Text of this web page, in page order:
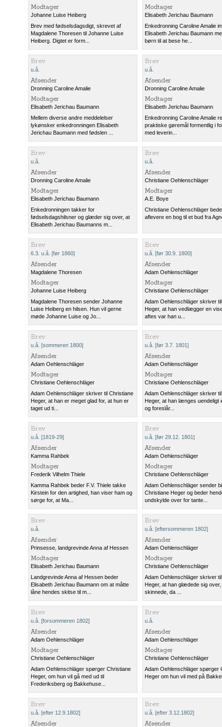
Modtager
Johanne Luise Heiberg
Brev med fødselsdagsdigt, skrevet af
Magdalene Thoresen til Johanne Luise
Heiberg. Digtet er form...
Modtager
Elisabeth Jerichau Baumann
Enkedronning Caroline Amalie
Elisabeth Jerichau Baumann
børn til at bese he...
Brev
u.å.
Afsender
Dronning Caroline Amalie
Modtager
Elisabeth Jerichau Baumann
Mellem diverse andre meddelelser
lykønsker enkedronningen Elisabeth
Jerichau Baumann med fødslen ...
Brev
u.å.
Afsender
Dronning Caroline Amalie
Modtager
Elisabeth Jerichau Baumann
Enkedronning Caroline Amalie
praktiske gøremål formentlig i
med leverin...
Brev
u.å.
Afsender
Dronning Caroline Amalie
Modtager
Elisabeth Jerichau Baumann
Enkedronningen takker for
fødselsdagshilsner og glæder sig over, at
Elisabeth Jerichau Baumanns m...
Brev
u.å.
Afsender
Christiane Oehlenschläger
Modtager
A.E. Boye
Christiane Oehlenschläger
aflevere en bog til et bud fra
Brev
6.3. u.å. [før 1860]
Afsender
Magdalene Thoresen
Modtager
Johanne Luise Heiberg
Magdalene Thoresen sender Johanne
Luise Heiberg en hilsen. Hun vil gerne
møde Johanne Luise og Jo...
Brev
u.å. [før 30.9. 1800]
Afsender
Adam Oehlenschläger
Modtager
Christiane Oehlenschläger
Adam Oehlenschläger skriver
Heger, at han vedlægger en
aftes var han u...
Brev
u.å. [sommeren 1800]
Afsender
Adam Oehlenschläger
Modtager
Christiane Oehlenschläger
Adam Oehlenschläger skriver til Christiane
Heger, at han er meget glad for, at hun er
taget ud ti...
Brev
u.å. [før 3.7. 1801]
Afsender
Adam Oehlenschläger
Modtager
Christiane Oehlenschläger
Adam Oehlenschläger skriver
Heger, at han længes uendeligt
og foreslår...
Brev
u.å. [1819-29]
Afsender
Kamma Rahbek
Modtager
Frederik Vilhelm Thiele
Kamma Rahbek beder F.V. Thiele takke
Kirstein for den artighed, han viser ham og
sørge for, at Ma...
Brev
u.å. [før 29.12. 1801]
Afsender
Adam Oehlenschläger
Modtager
Christiane Oehlenschläger
Adam Oehlenschläger sender
Christiane Heger og beder
undskylde over for tante...
Brev
u.å.
Afsender
Prinsesse, landgrevinde Anna af Hessen
Modtager
Elisabeth Jerichau Baumann
Landgrevinde Anna af Hessen beder
Elisabeth Jerichau Baumann om at måtte
låne hendes skitse til m...
Brev
u.å. [eftersommeren 1802]
Afsender
Adam Oehlenschläger
Modtager
Christiane Oehlenschläger
Adam Oehlenschläger skriver
Heger, at han glædede sig
skinnede, da ...
Brev
u.å. [forsommeren 1802]
Afsender
Adam Oehlenschläger
Modtager
Christiane Oehlenschläger
Adam Oehlenschläger spørger Christiane
Heger, om hun vil gå med ud til
Frederiksberg og Bakkehuse...
Brev
u.å.
Afsender
Adam Oehlenschläger
Modtager
Christiane Oehlenschläger
Adam Oehlenschläger spørger
Heger om hun vil med på
Brev
u.å. [efter 12.9.1802]
Afsender
Brev
u.å. [efter 3.12.1802]
Afsender